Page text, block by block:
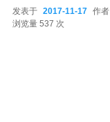
发表于 2017-11-17 作者
浏览量 537 次